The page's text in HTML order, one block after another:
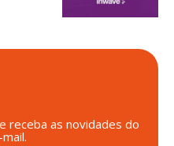
receba as novidades do